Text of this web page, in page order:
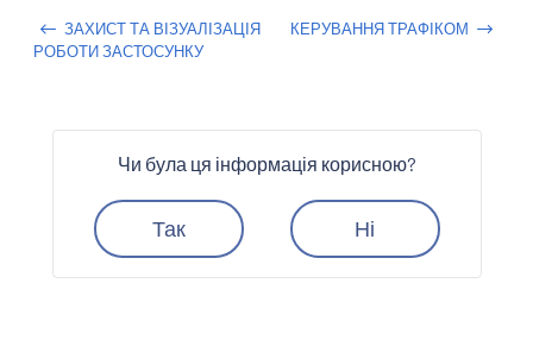
ЗАХИСТ ТА ВІЗУАЛІЗАЦІЯ
РОБОТИ ЗАСТОСУНКУ
КЕРУВАННЯ ТРАФІКОМ
Чи була ця інформація корисною?
Так Ні